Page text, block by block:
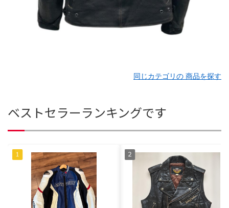
同じカテゴリの 商品を探す
ベストセラーランキングです